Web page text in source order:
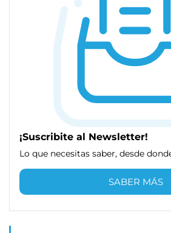
¡Suscribite al Newsletter!
Lo que necesitas saber, desde
SABER MÁS